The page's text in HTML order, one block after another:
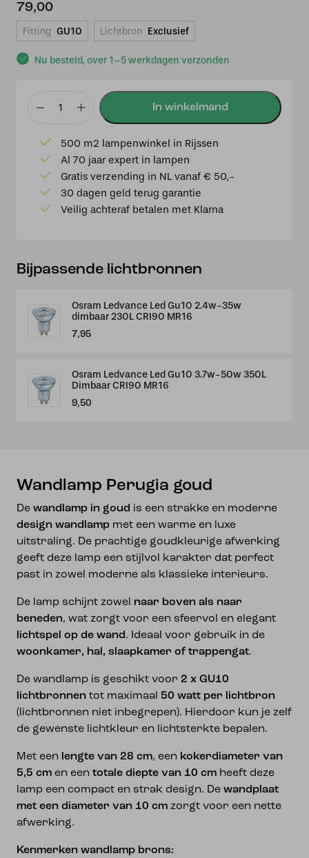
Nu besteld, over 1–5 werkdagen verzonden
79,00
Fitting GU10 Lichtbron Exclusief
Wandlamp
goud
aantal
500 m2 lampenwinkel in Rijssen
Al 70 jaar expert in lampen
Gratis verzending in NL vanaf € 50,-
30 dagen geld terug garantie
Veilig achteraf betalen met Klarna
Bijpassende lichtbronnen
Osram Ledvance Led Gu10 2.4w-35w
dimbaar 230L CRI90 MR16
7,95
Osram Ledvance Led Gu10 3.7w-50w 350L
Dimbaar CRI90 MR16
9,50
Wandlamp Perugia goud
De wandlamp in goud is een strakke en moderne
design wandlamp met een warme en luxe
uitstraling. De prachtige goudkleurige afwerking
geeft deze lamp een stijlvol karakter dat perfect
past in zowel moderne als klassieke interieurs.
De lamp schijnt zowel naar boven als naar
beneden, wat zorgt voor een sfeervol en elegant
lichtspel op de wand. Ideaal voor gebruik in de
woonkamer, hal, slaapkamer of trappengat.
De wandlamp is geschikt voor 2 x GU10
lichtbronnen tot maximaal 50 watt per lichtbron
(lichtbronnen niet inbegrepen). Hierdoor kun je zelf
de gewenste lichtkleur en lichtsterkte bepalen.
Met een lengte van 28 cm, een kokerdiameter van
5,5 cm en een totale diepte van 10 cm heeft deze
lamp een compact en strak design. De wandplaat
met een diameter van 10 cm zorgt voor een nette
afwerking.
Kenmerken wandlamp brons: